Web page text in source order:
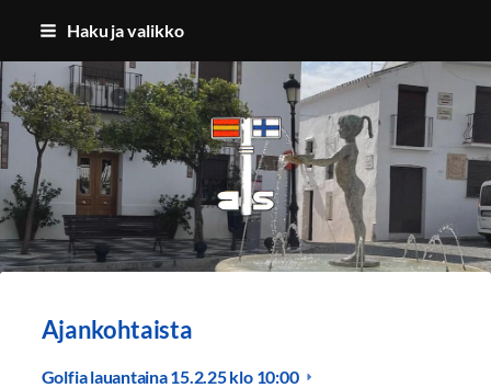
Siirry
sisältöön
Haku ja valikko
Benalmadenan Suomalaiset ry
Ajankohtaista
Golfia lauantaina 15.2.25 klo 10:00